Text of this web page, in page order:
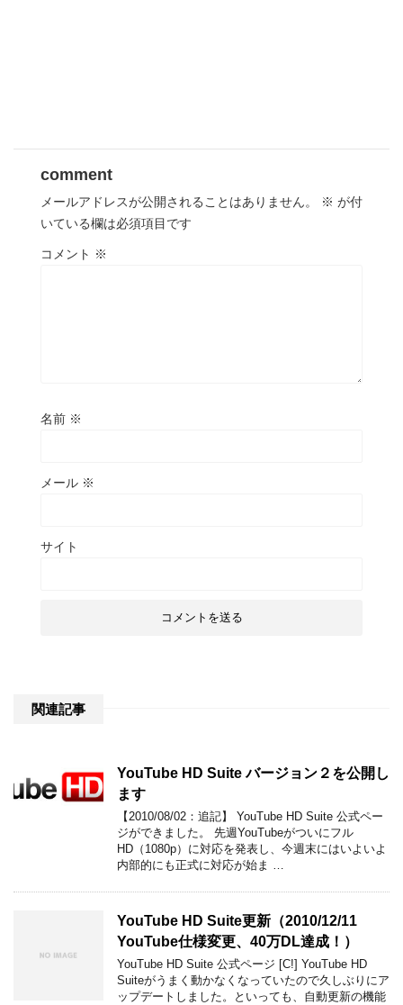
comment
メールアドレスが公開されることはありません。 ※ が付
いている欄は必須項目です
コメント ※
名前 ※
メール ※
サイト
関連記事
YouTube HD Suite バージョン２を公開し
ます
【2010/08/02：追記】 YouTube HD Suite 公式ペー
ジができました。 先週YouTubeがついにフル
HD（1080p）に対応を発表し、今週末にはいよいよ
内部的にも正式に対応が始ま …
YouTube HD Suite更新（2010/12/11
YouTube仕様変更、40万DL達成！）
YouTube HD Suite 公式ページ [C!] YouTube HD
Suiteがうまく動かなくなっていたので久しぶりにア
ップデートしました。といっても、自動更新の機能